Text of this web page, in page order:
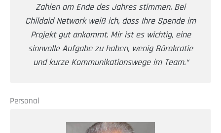
Zahlen am Ende des Jahres stimmen. Bei
Childaid Network weiß ich, dass Ihre Spende im
Projekt gut ankommt. Mir ist es wichtig, eine
sinnvolle Aufgabe zu haben, wenig Bürokratie
und kurze Kommunikationswege im Team.“
Personal